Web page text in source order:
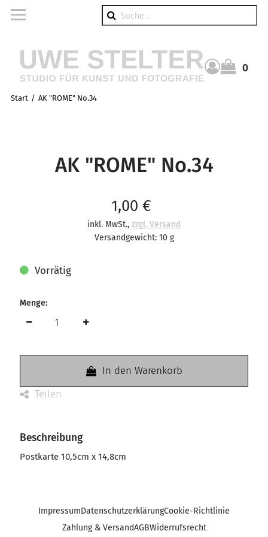
0
Start AK "ROME" No.34
AK "ROME" No.34
Verkaufspreis: 1,00 €
1,00 €
inkl. MwSt., zzgl. Versand
Versandgewicht: 10 g
Vorrätig
Menge:
In den Warenkorb
Teilen
Beschreibung
Postkarte 10,5cm x 14,8cm
ImpressumDatenschutzerklärungCookie-Richtlinie
Zahlung & VersandAGBWiderrufsrecht